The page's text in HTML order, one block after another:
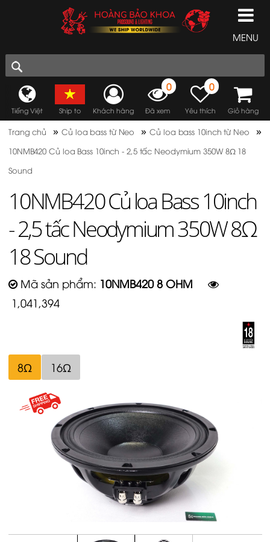
MENU
Tiếng Việt Ship to Khách hàng
0
Đã xem
0
Yêu thích Giỏ hàng
Trang chủ »Củ loa bass từ Neo »Củ loa bass 10inch từ Neo »
10NMB420 Củ loa Bass 10inch - 2,5 tấc Neodymium 350W 8Ω 18
Sound
10NMB420 Củ loa Bass 10inch
- 2,5 tấc Neodymium 350W 8Ω
18 Sound
Mã sản phẩm: 10NMB420 8 OHM
1,041,394
8Ω 16Ω